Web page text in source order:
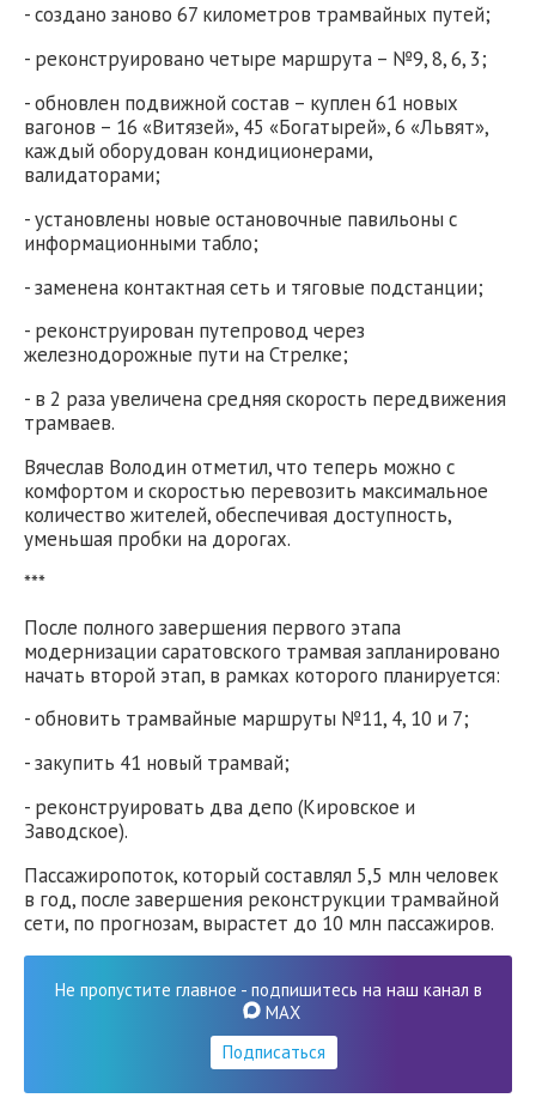
- создано заново 67 километров трамвайных путей;
- реконструировано четыре маршрута – №9, 8, 6, 3;
- обновлен подвижной состав – куплен 61 новых
вагонов – 16 «Витязей», 45 «Богатырей», 6 «Львят»,
каждый оборудован кондиционерами,
валидаторами;
- установлены новые остановочные павильоны с
информационными табло;
- заменена контактная сеть и тяговые подстанции;
- реконструирован путепровод через
железнодорожные пути на Стрелке;
- в 2 раза увеличена средняя скорость передвижения
трамваев.
Вячеслав Володин отметил, что теперь можно с
комфортом и скоростью перевозить максимальное
количество жителей, обеспечивая доступность,
уменьшая пробки на дорогах.
***
После полного завершения первого этапа
модернизации саратовского трамвая запланировано
начать второй этап, в рамках которого планируется:
- обновить трамвайные маршруты №11, 4, 10 и 7;
- закупить 41 новый трамвай;
- реконструировать два депо (Кировское и
Заводское).
Пассажиропоток, который составлял 5,5 млн человек
в год, после завершения реконструкции трамвайной
сети, по прогнозам, вырастет до 10 млн пассажиров.
Не пропустите главное - подпишитесь на наш канал в
MAX
Подписаться